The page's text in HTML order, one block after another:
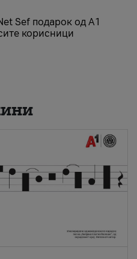
Sеf подарок од А1
корисници